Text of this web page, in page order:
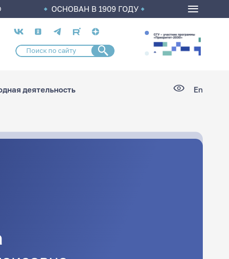
ОСНОВАН В 1909 ГОДУ
Социальные
сети
деятельность En